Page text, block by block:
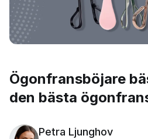
Ögonfransböjare
den bästa
Petra Ljunghov